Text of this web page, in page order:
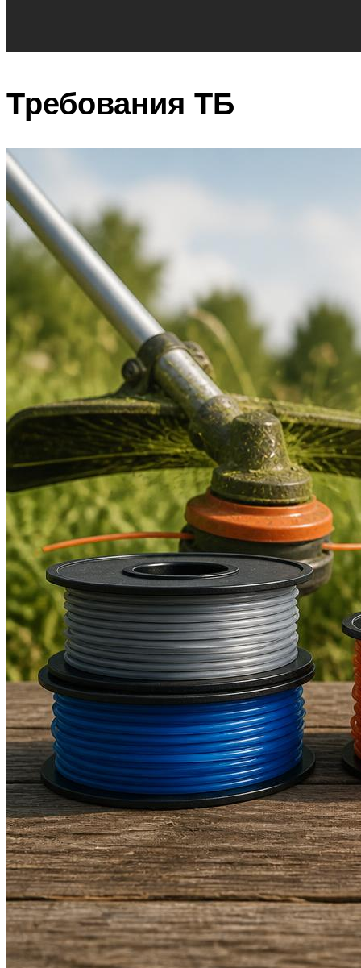
Требования ТБ